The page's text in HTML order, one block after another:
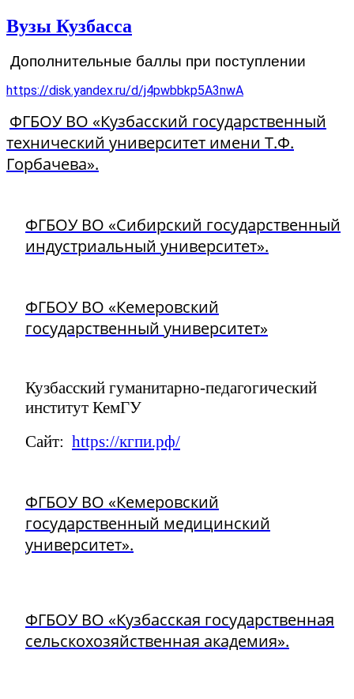
Вузы Кузбасса
Дополнительные баллы при поступлении
https://disk.yandex.ru/d/j4pwbbkp5A3nwA
ФГБОУ ВО «Кузбасский государственный
технический университет имени Т.Ф.
Горбачева».
ФГБОУ ВО «Сибирский государственный
индустриальный университет».
ФГБОУ ВО «Кемеровский
государственный университет»
Кузбасский гуманитарно-педагогический
институт КемГУ
Сайт: https://кгпи.рф/
ФГБОУ ВО «Кемеровский
государственный медицинский
университет».
ФГБОУ ВО «Кузбасская государственная
сельскохозяйственная академия».